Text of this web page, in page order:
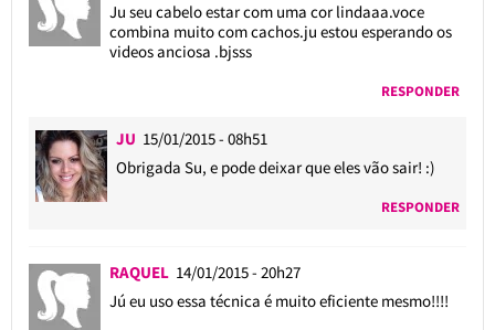
Ju seu cabelo estar com uma cor lindaaa.voce
combina muito com cachos.ju estou esperando os
videos anciosa .bjsss
RESPONDER
JU 15/01/2015 - 08h51
Obrigada Su, e pode deixar que eles vão sair! :)
RESPONDER
RAQUEL 14/01/2015 - 20h27
Jú eu uso essa técnica é muito eficiente mesmo!!!!